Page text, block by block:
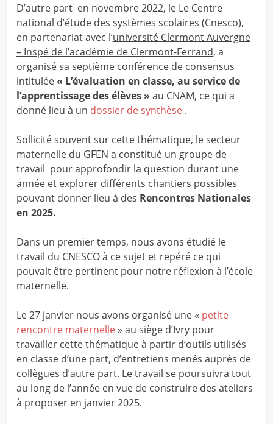
D’autre part en novembre 2022, le Le Centre
national d’étude des systèmes scolaires (Cnesco),
en partenariat avec l’université Clermont Auvergne
– Inspé de l’académie de Clermont-Ferrand, a
organisé sa septième conférence de consensus
intitulée« L’évaluation en classe, au service de
l’apprentissage des élèves » au CNAM, ce qui a
donné lieu à un dossier de synthèse .
Sollicité souvent sur cette thématique, le secteur
maternelle du GFEN a constitué un groupe de
travail pour approfondir la question durant une
année et explorer différents chantiers possibles
pouvant donner lieu à des Rencontres Nationales
en 2025.
Dans un premier temps, nous avons étudié le
travail du CNESCO à ce sujet et repéré ce qui
pouvait être pertinent pour notre réflexion à l’école
maternelle.
Le 27 janvier nous avons organisé une « petite
rencontre maternelle» au siège d’Ivry pour
travailler cette thématique à partir d’outils utilisés
en classe d’une part, d’entretiens menés auprès de
collègues d’autre part. Le travail se poursuivra tout
au long de l’année en vue de construire des ateliers
à proposer en janvier 2025.